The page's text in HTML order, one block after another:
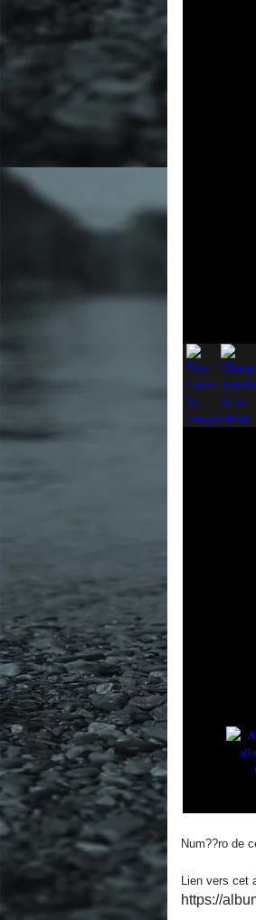
Num??ro de
Lien vers cet
https://